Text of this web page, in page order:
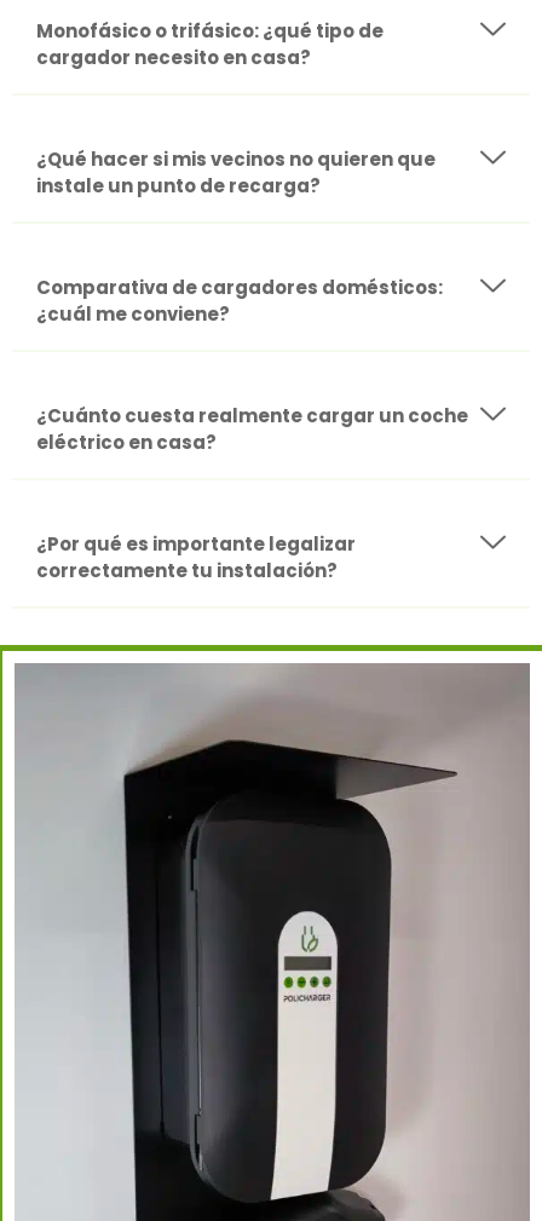
Monofásico o trifásico: ¿qué tipo de
cargador necesito en casa?
¿Qué hacer si mis vecinos no quieren que
instale un punto de recarga?
Comparativa de cargadores domésticos:
¿cuál me conviene?
¿Cuánto cuesta realmente cargar un coche
eléctrico en casa?
¿Por qué es importante legalizar
correctamente tu instalación?